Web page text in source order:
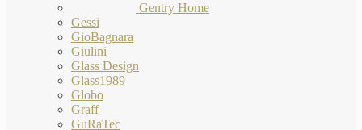
Gentry Home
Gessi
GioBagnara
Giulini
Glass Design
Glass1989
Globo
Graff
GuRaTec